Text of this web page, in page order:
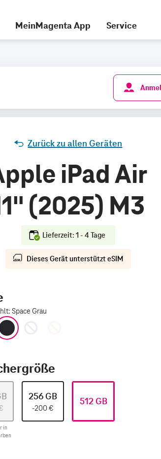
MeinMagenta App Service
Zurück zu allen Geräten
iPad Air
(2025) M3
Lieferzeit: 1 - 4 Tage
Dieses Gerät unterstützt eSIM
: Space Grau
in
256 GB
-200 €
512 GB